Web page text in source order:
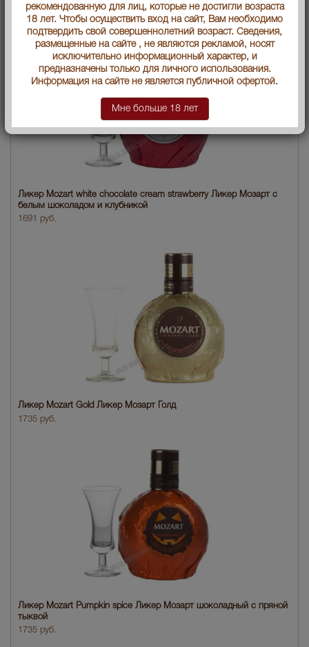
1691 руб.
Ликер Mozart white chocolate cream strawberry Ликер Мозарт с
белым шоколадом и клубникой
1691 руб.
Ликер Mozart Gold Ликер Мозарт Голд
1735 руб.
Ликер Mozart Pumpkin spice Ликер Мозарт шоколадный с пряной
тыквой
1735 руб.
рекомендованную для лиц, которые не достигли возраста
18 лет. Чтобы осуществить вход на сайт, Вам необходимо
подтвердить свой совершеннолетний возраст. Сведения,
размещенные на сайте , не являются рекламой, носят
исключительно информационный характер, и
предназначены только для личного использования.
Информация на сайте не является публичной офертой.
Мне больше 18 лет